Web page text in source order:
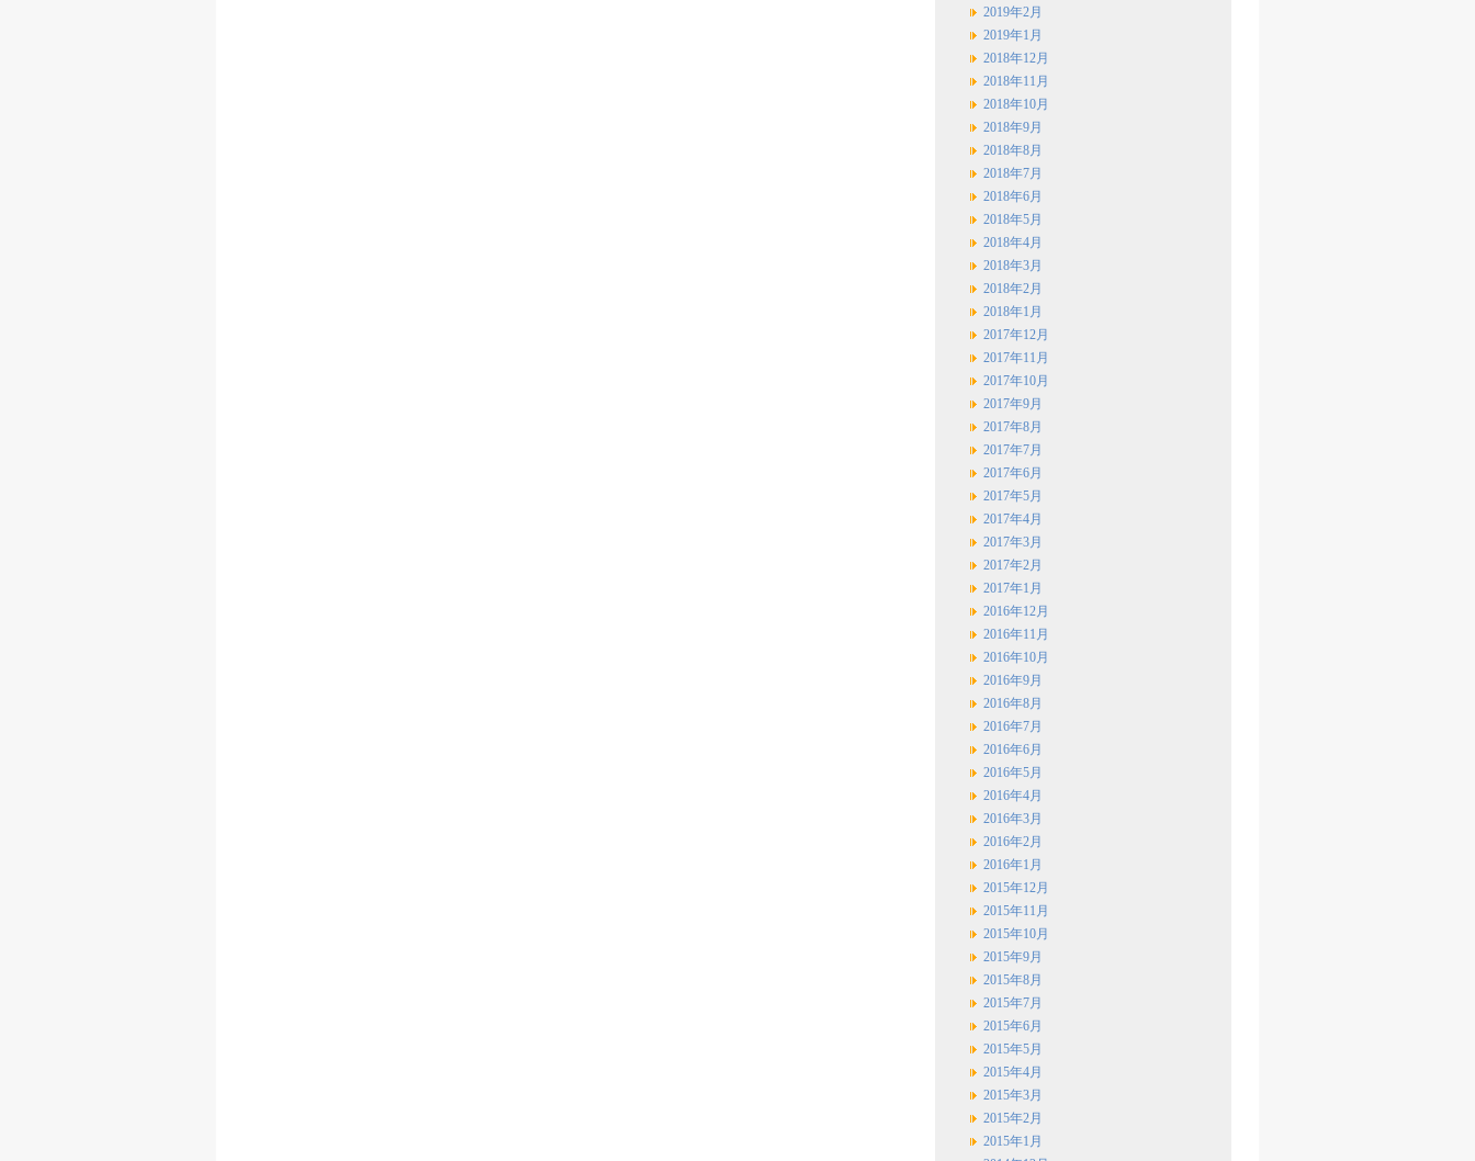
2019年2月
2019年1月
2018年12月
2018年11月
2018年10月
2018年9月
2018年8月
2018年7月
2018年6月
2018年5月
2018年4月
2018年3月
2018年2月
2018年1月
2017年12月
2017年11月
2017年10月
2017年9月
2017年8月
2017年7月
2017年6月
2017年5月
2017年4月
2017年3月
2017年2月
2017年1月
2016年12月
2016年11月
2016年10月
2016年9月
2016年8月
2016年7月
2016年6月
2016年5月
2016年4月
2016年3月
2016年2月
2016年1月
2015年12月
2015年11月
2015年10月
2015年9月
2015年8月
2015年7月
2015年6月
2015年5月
2015年4月
2015年3月
2015年2月
2015年1月